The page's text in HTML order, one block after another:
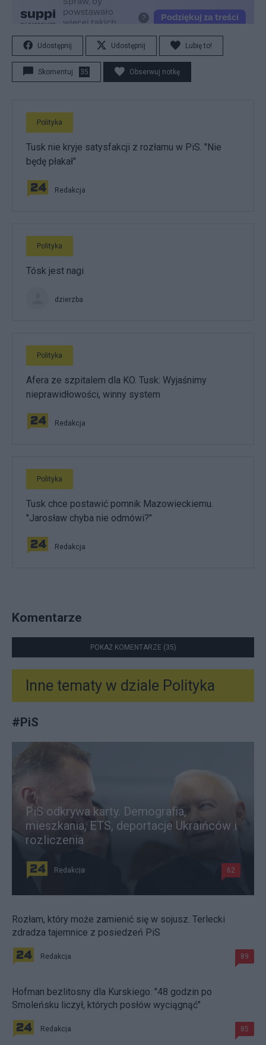
Udostępnij Udostępnij Lubię to!
Skomentuj 35 Obserwuj notkę
Polityka
Tusk nie kryje satysfakcji z rozłamu w PiS. "Nie
będę płakał"
Redakcja
Polityka
Tósk jest nagi
dzierzba
Polityka
Afera ze szpitalem dla KO. Tusk: Wyjaśnimy
nieprawidłowości, winny system
Redakcja
Polityka
Tusk chce postawić pomnik Mazowieckiemu.
"Jarosław chyba nie odmówi?"
Redakcja
Komentarze
POKAŻ KOMENTARZE (35)
Inne tematy w dziale Polityka
#PiS
PiS odkrywa karty. Demografia,
mieszkania, ETS, deportacje Ukraińców i
rozliczenia
Redakcja 62
Rozłam, który może zamienić się w sojusz. Terlecki
zdradza tajemnice z posiedzeń PiS
Redakcja 89
Hofman bezlitosny dla Kurskiego. "48 godzin po
Smoleńsku liczył, których posłów wyciągnąć"
Redakcja 85